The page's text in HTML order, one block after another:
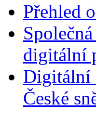
Přehled
digitální
Digitální
České